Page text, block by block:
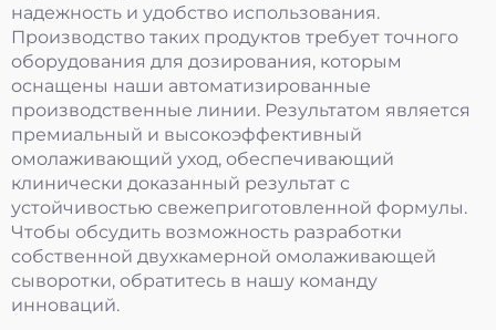
надежность и удобство использования.
Производство таких продуктов требует точного
оборудования для дозирования, которым
оснащены наши автоматизированные
производственные линии. Результатом является
премиальный и высокоэффективный
омолаживающий уход, обеспечивающий
клинически доказанный результат с
устойчивостью свежеприготовленной формулы.
Чтобы обсудить возможность разработки
собственной двухкамерной омолаживающей
сыворотки, обратитесь в нашу команду
инноваций.